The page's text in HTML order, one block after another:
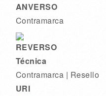
ANVERSO
Contramarca
REVERSO
Técnica
Contramarca | Resello
URI